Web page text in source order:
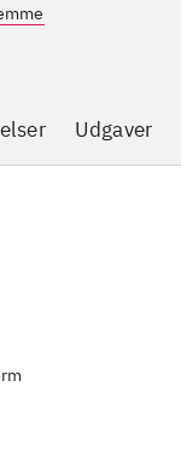
Udgaver